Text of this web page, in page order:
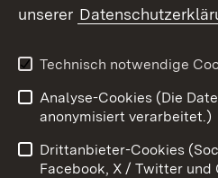
X / Twitter
Youtube
Benutzungshinweise
unserer
Technisch notwendige
Analyse-Cookies (Die
anonymisiert verarbeitet.)
Drittanbieter-Cookies
Facebook, X / Twitter